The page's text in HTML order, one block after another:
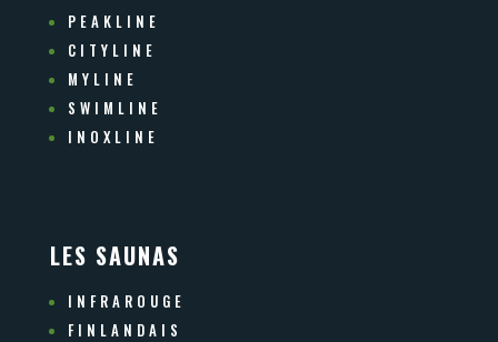
PEAKLINE
CITYLINE
MYLINE
SWIMLINE
INOXLINE
LES SAUNAS
INFRAROUGE
FINLANDAIS